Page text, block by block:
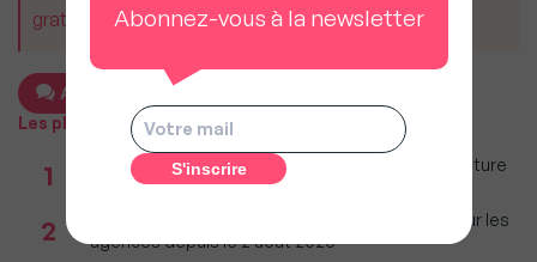
gratuit pour tous.
Ajouter un commentaire
Les plus populaires
1
Taxe foncière 2026 : Ces grandes villes où la facture
restera parmi les plus lourdes
2
Immobilier : Ce que l’AI Act change vraiment pour les
agences depuis le 2 août 2026
Abonnez-vous à la newsletter